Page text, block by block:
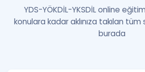
Şifremi
GİRİŞ YAP
Kitaplar ve Kaynaklar
YDS-YÖKDİL-YKSDİL online
konulara kadar aklınıza takılan tüm
burada